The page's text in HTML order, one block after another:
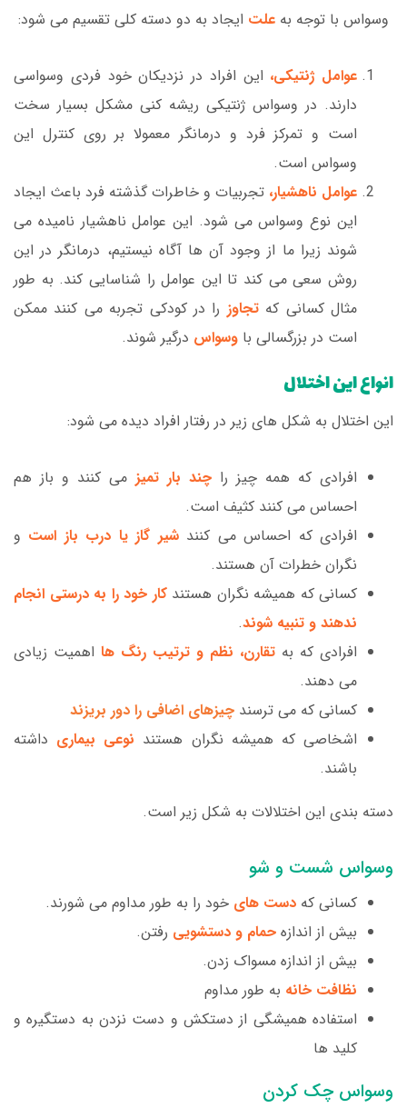
وسواس با توجه به علت ایجاد به دو دسته کلی تقسیم می شود:
عوامل ژنتیکی، این افراد در نزدیکان خود فردی وسواسی
دارند. در وسواس ژنتیکی ریشه کنی مشکل بسیار سخت
است و تمرکز فرد و درمانگر معمولا بر روی کنترل این
وسواس است.
عوامل ناهشیار، تجربیات و خاطرات گذشته فرد باعث ایجاد
این نوع وسواس می شود. این عوامل ناهشیار نامیده می
شوند زیرا ما از وجود آن ها آگاه نیستیم، درمانگر در این
روش سعی می کند تا این عوامل را شناسایی کند. به طور
مثال کسانی کهتجاوز را در کودکی تجربه می کنند ممکن
است در بزرگسالی با وسواس درگیر شوند.
انواع این اختلال
این اختلال به شکل های زیر در رفتار افراد دیده می شود:
افرادی که همه چیز را چند بار تمیز می کنند و باز هم
احساس می کنند کثیف است.
افرادی که احساس می کنندشیر گاز یا درب باز است و
نگران خطرات آن هستند.
کسانی که همیشه نگران هستندکار خود را به درستی انجام
ندهند و تنبیه شوند.
افرادی که به تقارن، نظم و ترتیب رنگ ها اهمیت زیادی
می دهند.
کسانی که می ترسند چیزهای اضافی را دور بریزند
اشخاصی که همیشه نگران هستند نوعی بیماری داشته
باشند.
دسته بندی این اختلالات به شکل زیر است.
وسواس شست و شو
کسانی که دست های خود را به طور مداوم می شورند.
بیش از اندازه حمام و دستشویی رفتن.
بیش از اندازه مسواک زدن.
نظافت خانه به طور مداوم
استفاده همیشگی از دستکش و دست نزدن به دستگیره و
کلید ها
وسواس چک کردن